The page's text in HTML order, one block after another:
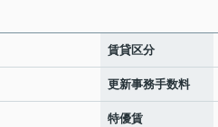
賃貸区分
更新事務手数料
特優賃